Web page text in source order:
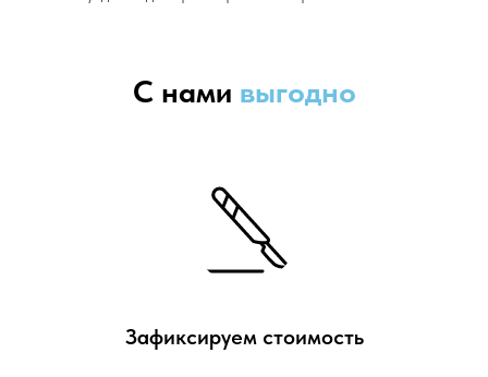
С нами выгодно
Зафиксируем стоимость